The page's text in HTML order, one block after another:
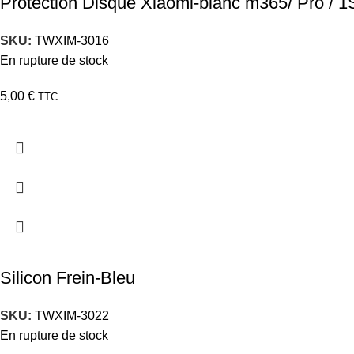
SKU: TWXIM-3016
En rupture de stock
5,00 € TTC
Silicon Frein-Bleu
SKU: TWXIM-3022
En rupture de stock